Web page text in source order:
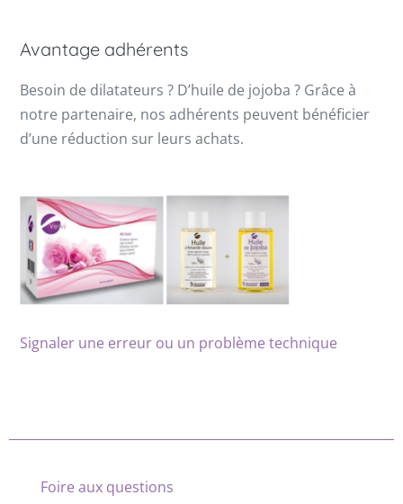
Avantage adhérents
Besoin de dilatateurs ? D’huile de jojoba ? Grâce à
notre partenaire, nos adhérents peuvent bénéficier
d’une réduction sur leurs achats.
Signaler une erreur ou un problème technique
Foire aux questions